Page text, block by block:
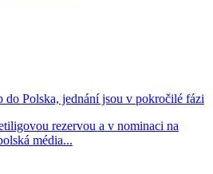
do Polska, jednání jsou v pokročilé fázi
rezervou a v nominaci na
média...